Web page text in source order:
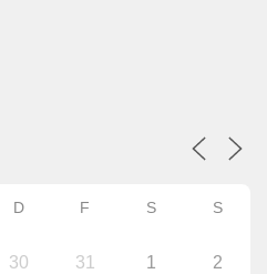
D F S S
30 31 1 2